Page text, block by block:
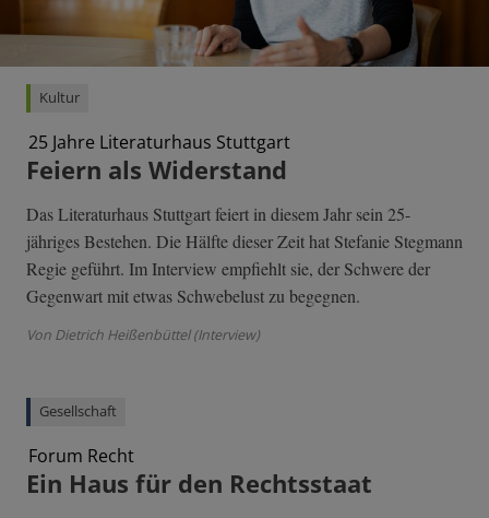
Kultur
25 Jahre Literaturhaus Stuttgart
Feiern als Widerstand
Das Literaturhaus Stuttgart feiert in diesem Jahr sein 25-
jähriges Bestehen. Die Hälfte dieser Zeit hat Stefanie Stegmann
Regie geführt. Im Interview empfiehlt sie, der Schwere der
Gegenwart mit etwas Schwebelust zu begegnen.
Von Dietrich Heißenbüttel (Interview)
Gesellschaft
Forum Recht
Ein Haus für den Rechtsstaat